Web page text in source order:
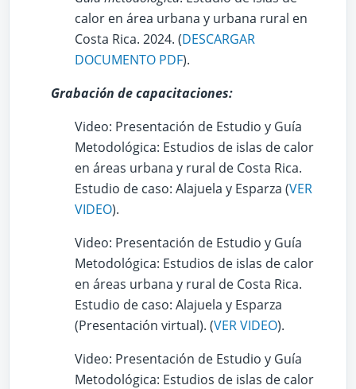
calor en área urbana y urbana rural en
Costa Rica. 2024. (DESCARGAR
DOCUMENTO PDF).
Grabación de capacitaciones:
Video: Presentación de Estudio y Guía
Metodológica: Estudios de islas de calor
en áreas urbana y rural de Costa Rica.
Estudio de caso: Alajuela y Esparza (VER
VIDEO).
Video: Presentación de Estudio y Guía
Metodológica: Estudios de islas de calor
en áreas urbana y rural de Costa Rica.
Estudio de caso: Alajuela y Esparza
(Presentación virtual). (VER VIDEO).
Video: Presentación de Estudio y Guía
Metodológica: Estudios de islas de calor